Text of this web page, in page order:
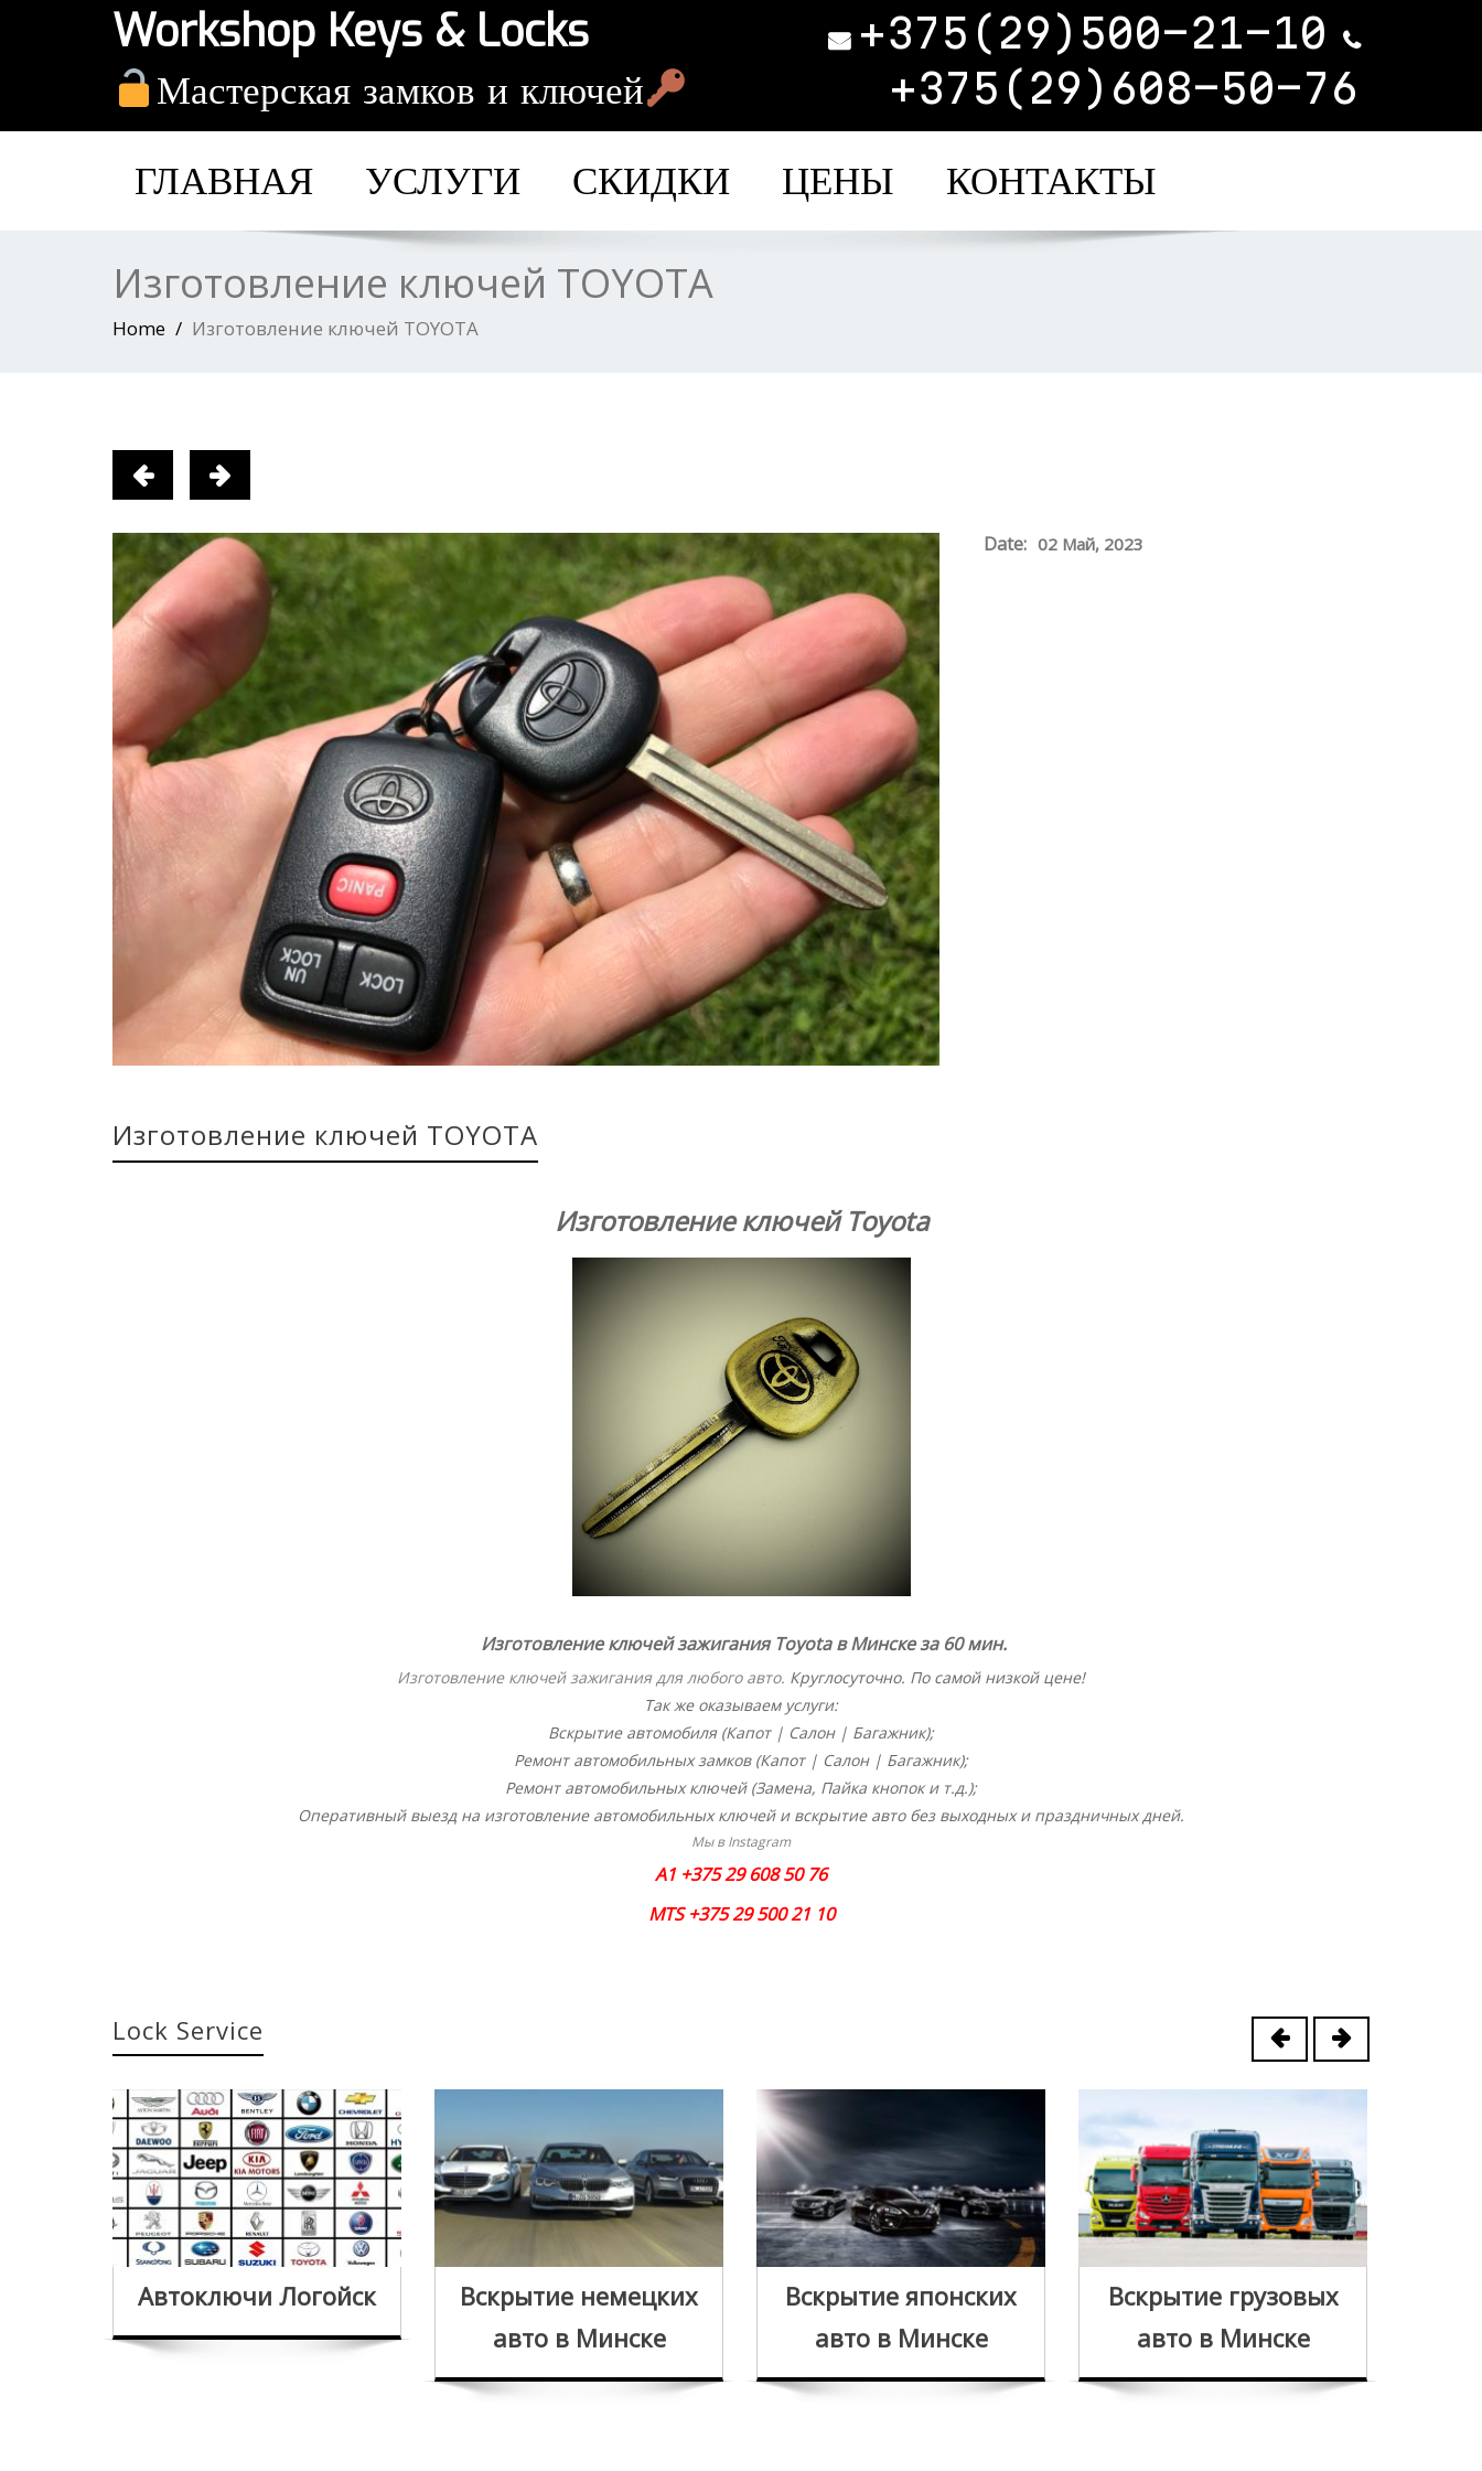
Workshop Keys & Locks
Мастерская замков и ключей
+375(29)500-21-10
+375(29)608-50-76
ГЛАВНАЯ УСЛУГИ СКИДКИ ЦЕНЫ КОНТАКТЫ
Изготовление ключей TOYOTA
Home Изготовление ключей TOYOTA
Date: 02 Май, 2023
Изготовление ключей TOYOTA
Изготовление ключей Toyota
Изготовление ключей зажигания Toyota в Минске за 60 мин.
Изготовление ключей зажигания для любого авто. Круглосуточно. По самой низкой цене!
Так же оказываем услуги:
Вскрытие автомобиля (Капот | Салон | Багажник);
Ремонт автомобильных замков (Капот | Салон | Багажник);
Ремонт автомобильных ключей (Замена, Пайка кнопок и т.д.);
Оперативный выезд на изготовление автомобильных ключей и вскрытие авто без выходных и праздничных дней.
Мы в Instagram
A1 +375 29 608 50 76
MTS +375 29 500 21 10
Lock Service
Автоключи Логойск
Вскрытие немецких
авто в Минске
Вскрытие японских
авто в Минске
Вскрытие грузовых
авто в Минске